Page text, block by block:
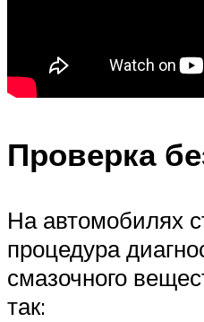
Проверка
На автомобилях
процедура
смазочного
так: